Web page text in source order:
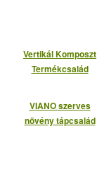
Vertikál Komposzt
Termékcsalád
VIANO szerves
növény tápcsalád